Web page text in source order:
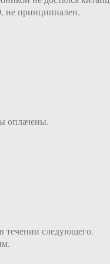
не принципиален.
оплачены.
течении следующего.